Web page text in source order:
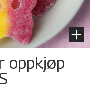
oppkjøp